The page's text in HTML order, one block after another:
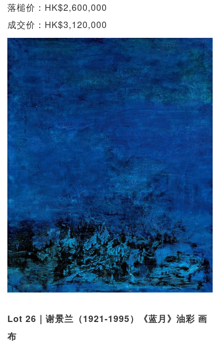
落槌价：HK$2,600,000
成交价：HK$3,120,000
Lot 26｜谢景兰（1921-1995）《蓝月》油彩 画
布